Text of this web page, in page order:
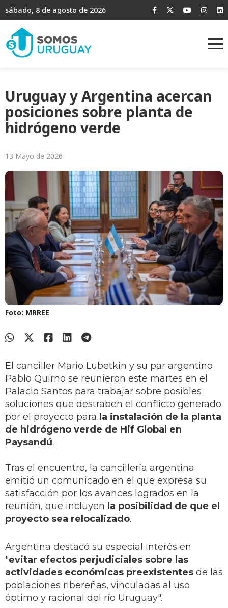
sábado, 8 de agosto de 2026
Uruguay y Argentina acercan
posiciones sobre planta de
hidrógeno verde
13 Mayo de 2026
Foto: MRREE
El canciller Mario Lubetkin y su par argentino
Pablo Quirno se reunieron este martes en el
Palacio Santos para trabajar sobre posibles
soluciones que destraben el conflicto generado
por el proyecto para la instalación de la planta
de hidrógeno verde de Hif Global en
Paysandú.
Tras el encuentro, la cancillería argentina
emitió un comunicado en el que expresa su
satisfacción por los avances logrados en la
reunión, que incluyen la posibilidad de que el
proyecto sea relocalizado.
Argentina destacó su especial interés en
"evitar efectos perjudiciales sobre las
actividades económicas preexistentes de las
poblaciones ribereñas, vinculadas al uso
óptimo y racional del río Uruguay".